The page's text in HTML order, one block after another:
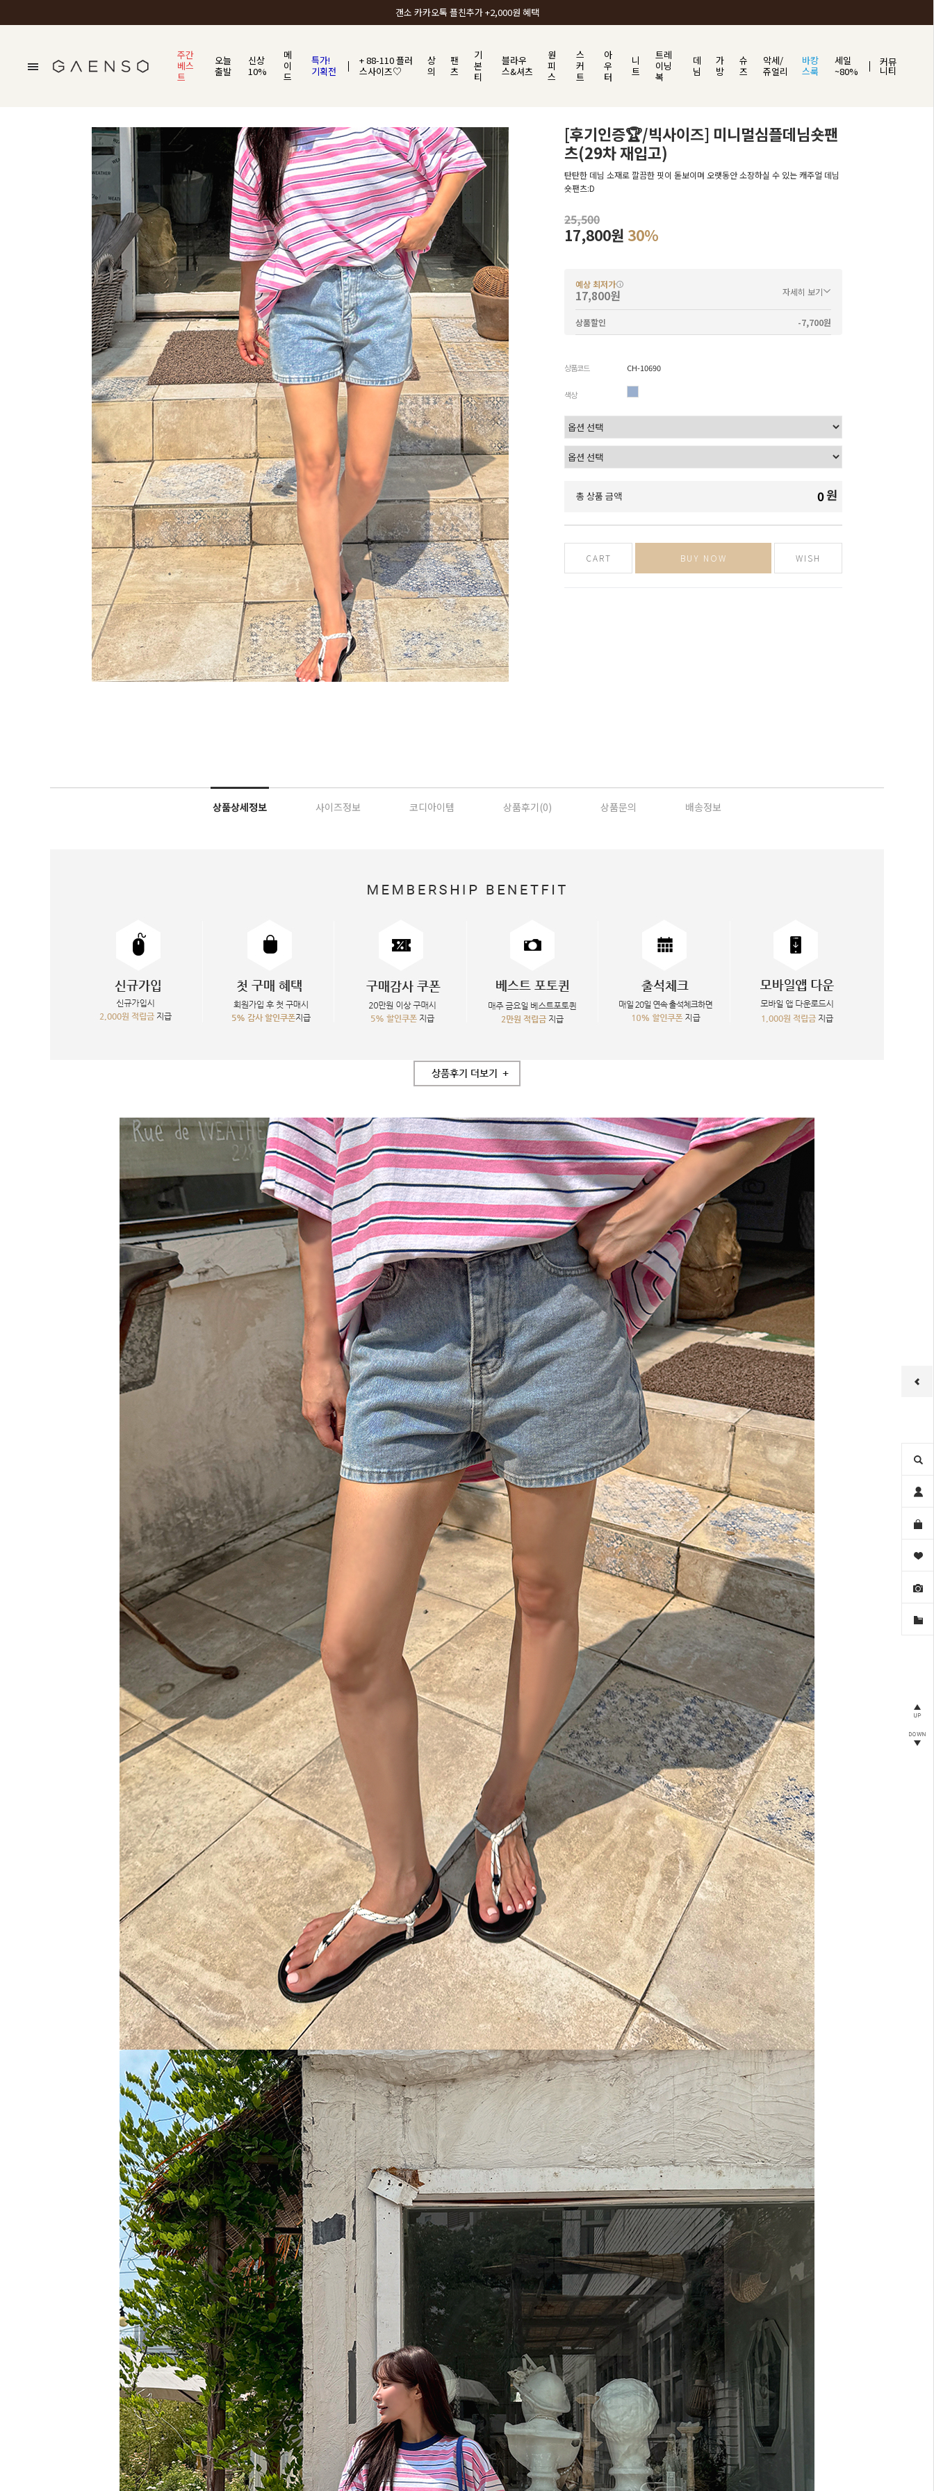
갠소에서 가장 많이 사랑받는 BEST ITEM
주간
베스
트
오늘
출발
신상
10%
메
이
드
특가!
기획전
+ 88-110 플러
스사이즈♡
상
의
팬
츠
기
본
티
블라우
스&셔츠
원
피
스
스
커
트
아
우
터
니
트
트레
이닝
복
데
님
가
방
슈
즈
악세/
쥬얼리
바캉
스룩
세일
~80%
커뮤
니티
[후기인증🏆/빅사이즈] 미니멀심플데님숏팬
츠(29차 재입고)
탄탄한 데님 소재로 깔끔한 핏이 돋보이며 오랫동안 소장하실 수 있는 캐주얼 데님
숏팬츠:D
25,500
17,800원 30%
예상 최저가
17,800원 자세히 보기
상품할인 -7,700원
상품코드 CH-10690
색상
총 상품 금액 0원
CART BUY NOW WISH
상품상세정보 사이즈정보 코디아이템 상품후기(0) 상품문의 배송정보